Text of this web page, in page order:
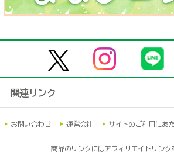
関連リンク
お問い合わせ 運営会社 サイトのご利用にあ
商品のリンクにはアフィリエイトリンク